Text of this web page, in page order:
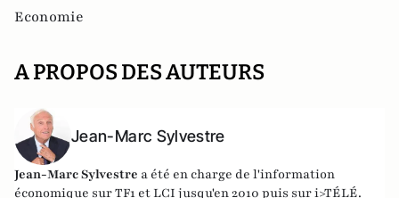
Economie
A PROPOS DES AUTEURS
Jean-Marc Sylvestre
Jean-Marc Sylvestre a été en charge de l'information
économique sur TF1 et LCI jusqu'en 2010 puis sur i>TÉLÉ.